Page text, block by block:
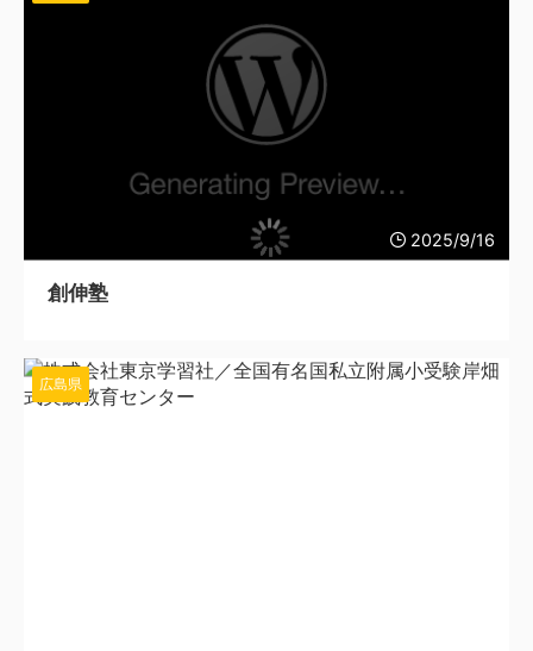
2025/9/16
創伸塾
広島県